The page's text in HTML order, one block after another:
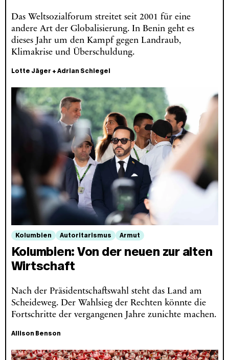
Das Weltsozialforum streitet seit 2001 für eine
andere Art der Globalisierung. In Benin geht es
dieses Jahr um den Kampf gegen Landraub,
Klimakrise und Überschuldung.
Lotte Jäger + Adrian Schlegel
Kolumbien Autoritarismus Armut
Kolumbien: Von der neuen zur alten
Wirtschaft
Nach der Präsidentschaftswahl steht das Land am
Scheideweg. Der Wahlsieg der Rechten könnte die
Fortschritte der vergangenen Jahre zunichte machen.
Allison Benson